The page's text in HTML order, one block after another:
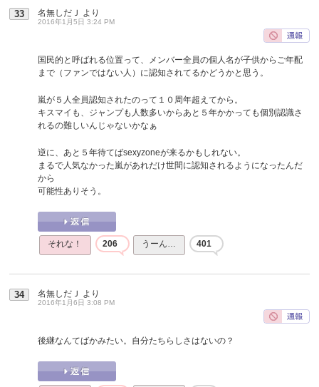
33 名無しだＪ より
2016年1月5日 3:24 PM
国民的と呼ばれる位置って、メンバー全員の個人名が子供からご年配
まで（ファンではない人）に認知されてるかどうかと思う。
嵐が５人全員認知されたのって１０周年超えてから。
キスマイも、ジャンプも人数多いからあと５年かかっても個別認識さ
れるの難しいんじゃないかなぁ
逆に、あと５年待てばsexyzoneが来るかもしれない。
まるで人気なかった嵐があれだけ世間に認知されるようになったんだ
から
可能性ありそう。
それな！ 206 うーん… 401
34 名無しだＪ より
2016年1月6日 3:08 PM
後継なんてばかみたい。自分たちらしさはないの？